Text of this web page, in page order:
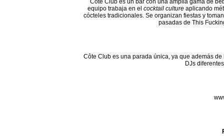
equipo trabaja en el cocktail culture aplicando
cócteles tradicionales. Se organizan fiestas y
pasadas de This
Côte Club es una parada única, ya que además
DJs